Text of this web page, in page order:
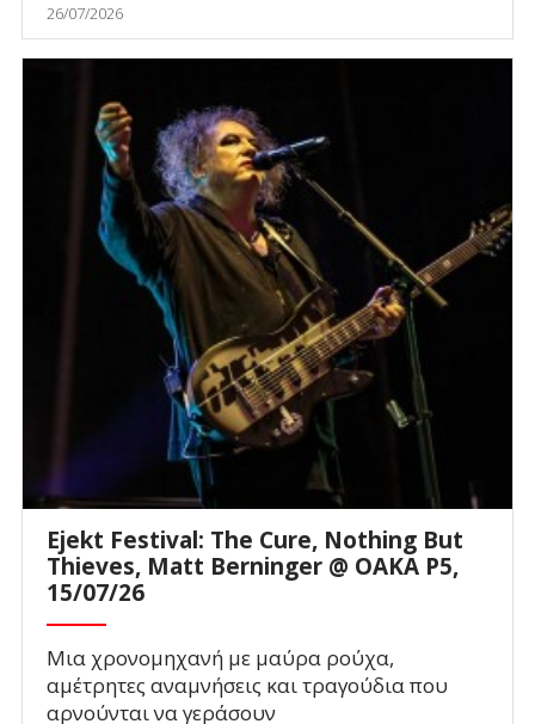
26/07/2026
Ejekt Festival: The Cure, Nothing But
Thieves, Matt Berninger @ ΟΑΚΑ P5,
15/07/26
Μια χρονομηχανή με μαύρα ρούχα,
αμέτρητες αναμνήσεις και τραγούδια που
αρνούνται να γεράσουν